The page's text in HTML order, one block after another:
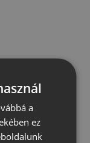
a
ez